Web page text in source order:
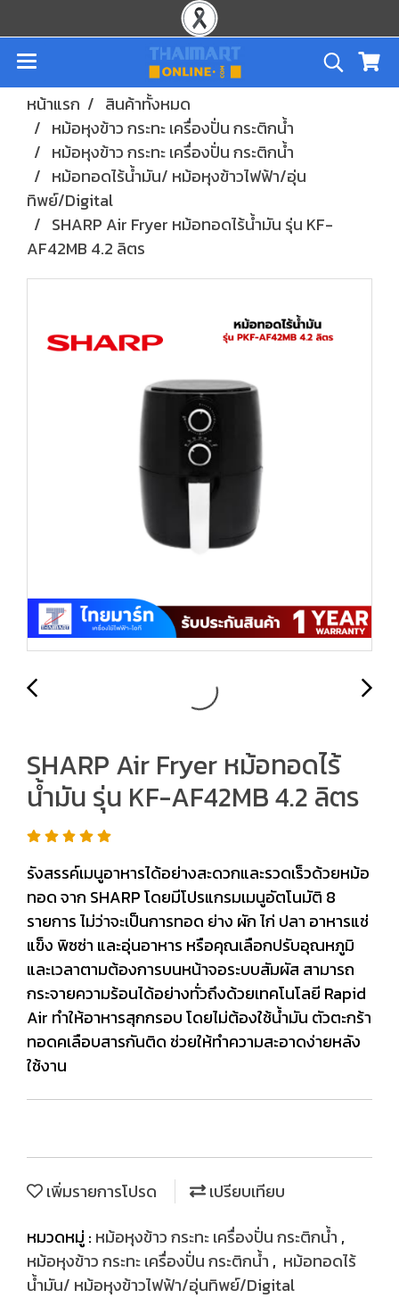
หน้าแรก
สินค้าทั้งหมด
หม้อหุงข้าว กระทะ เครื่องปั่น กระติกน้ำ
หม้อหุงข้าว กระทะ เครื่องปั่น กระติกน้ำ
หม้อทอดไร้น้ำมัน/ หม้อหุงข้าวไฟฟ้า/อุ่น
ทิพย์/Digital
SHARP Air Fryer หม้อทอดไร้น้ำมัน รุ่น KF-
AF42MB 4.2 ลิตร
SHARP Air Fryer หม้อทอดไร้
น้ำมัน รุ่น KF-AF42MB 4.2 ลิตร
รังสรรค์เมนูอาหารได้อย่างสะดวกและรวดเร็วด้วยหม้อ
ทอด จาก SHARP โดยมีโปรแกรมเมนูอัตโนมัติ 8
รายการ ไม่ว่าจะเป็นการทอด ย่าง ผัก ไก่ ปลา อาหารแช่
แข็ง พิซซ่า และอุ่นอาหาร หรือคุณเลือกปรับอุณหภูมิ
และเวลาตามต้องการบนหน้าจอระบบสัมผัส สามารถ
กระจายความร้อนได้อย่างทั่วถึงด้วยเทคโนโลยี Rapid
Air ทำให้อาหารสุกกรอบ โดยไม่ต้องใช้น้ำมัน ตัวตะกร้า
ทอดคเลือบสารกันติด ช่วยให้ทำความสะอาดง่ายหลัง
ใช้งาน
เพิ่มรายการโปรด
เปรียบเทียบ
หมวดหมู่ : หม้อหุงข้าว กระทะ เครื่องปั่น กระติกน้ำ ,
หม้อหุงข้าว กระทะ เครื่องปั่น กระติกน้ำ , หม้อทอดไร้
น้ำมัน/ หม้อหุงข้าวไฟฟ้า/อุ่นทิพย์/Digital